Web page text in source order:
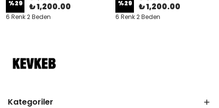
%29 ₺ 1,200.00
6 Renk 2 Beden
%29 ₺ 1,200.00
6 Renk 2 Beden
Kategoriler